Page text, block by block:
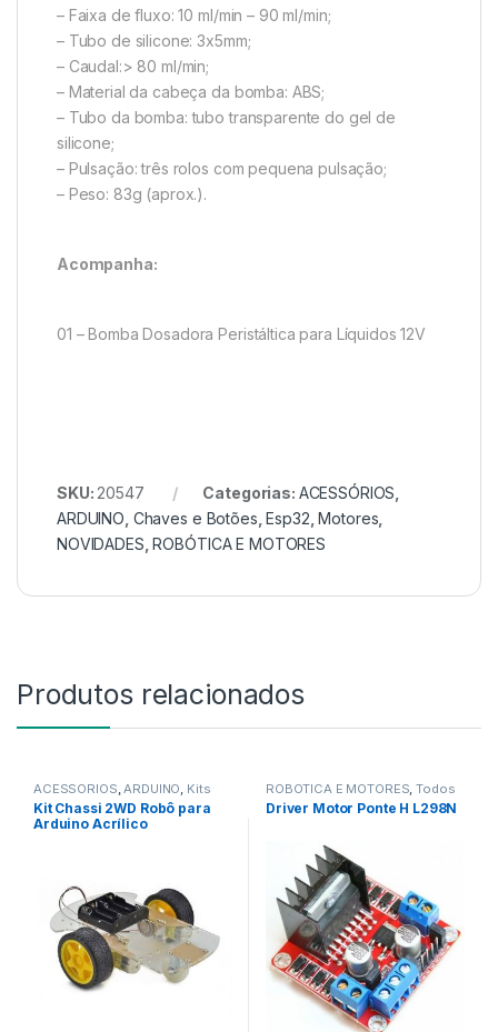
– Faixa de fluxo: 10 ml/min – 90 ml/min;
– Tubo de silicone: 3x5mm;
– Caudal:> 80 ml/min;
– Material da cabeça da bomba: ABS;
– Tubo da bomba: tubo transparente do gel de
silicone;
– Pulsação: três rolos com pequena pulsação;
– Peso: 83g (aprox.).
Acompanha:
01 – Bomba Dosadora Peristáltica para Líquidos 12V
SKU: 20547 Categorias: ACESSÓRIOS
ARDUINO Chaves e Botões ,Esp32 ,Motores
NOVIDADES ,ROBÓTICA E MOTORES
Produtos relacionados
ACESSÓRIOS ARDUINO Kits
Arduino ROBÓTICA E MOTORES
Kit Chassi 2WD Robô para
Arduino Acrílico
ROBÓTICA E MOTORES ,Todos
da Categoria
Driver Motor Ponte H L298N